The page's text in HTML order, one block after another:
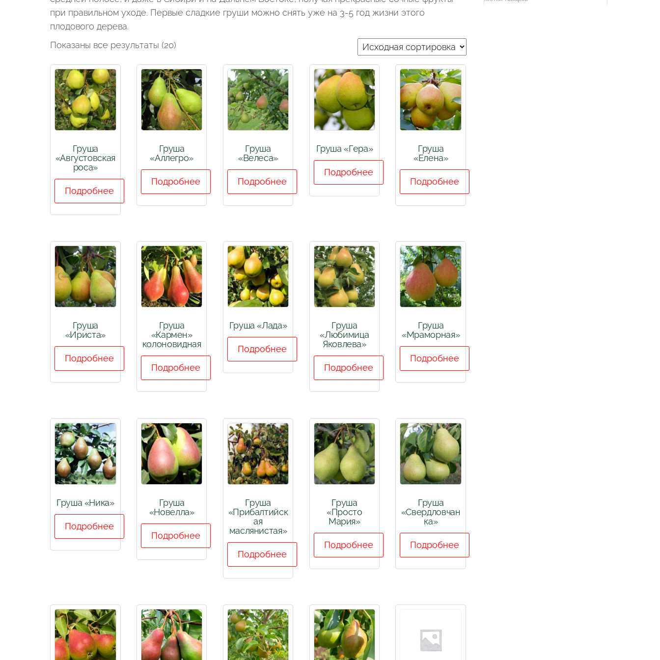
при правильном уходе. Первые сладкие груши можно снять уже на 3-5 год жизни этого
плодового дерева.
Показаны все результаты (20)
Груша
«Августовская
роса»
Подробнее
Груша
«Аллегро»
Подробнее
Груша
«Велеса»
Подробнее
Груша «Гера»
Подробнее
Груша
«Елена»
Подробнее
Груша
«Ириста»
Подробнее
Груша
«Кармен»
колоновидная
Подробнее
Груша «Лада»
Подробнее
Груша
«Любимица
Яковлева»
Подробнее
Груша
«Мраморная»
Подробнее
Груша «Ника»
Подробнее
Груша
«Новелла»
Подробнее
Груша
«Прибалтийск
ая
маслянистая»
Подробнее
Груша
«Просто
Мария»
Подробнее
Груша
«Свердловчан
ка»
Подробнее